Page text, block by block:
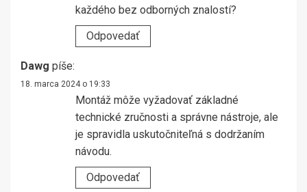
každého bez odborných znalostí?
Odpovedať
Dawg píše:
18. marca 2024 o 19:33
Montáž môže vyžadovať základné
technické zručnosti a správne nástroje, ale
je spravidla uskutočniteľná s dodržaním
návodu.
Odpovedať